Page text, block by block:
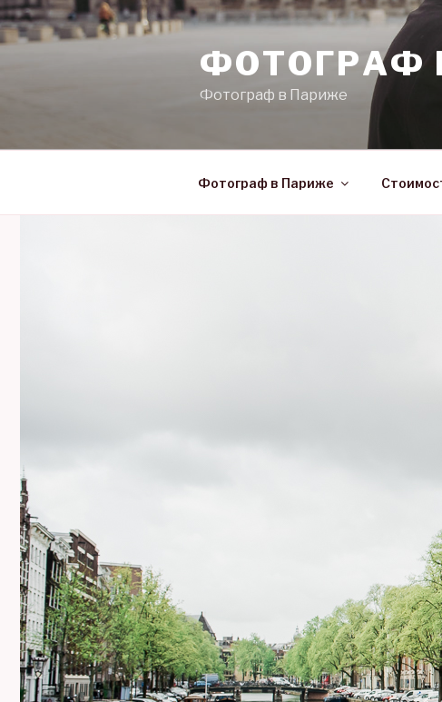
Skip
to
ФОТОГРАФ
Фотограф в Париже
Фотограф в Париже